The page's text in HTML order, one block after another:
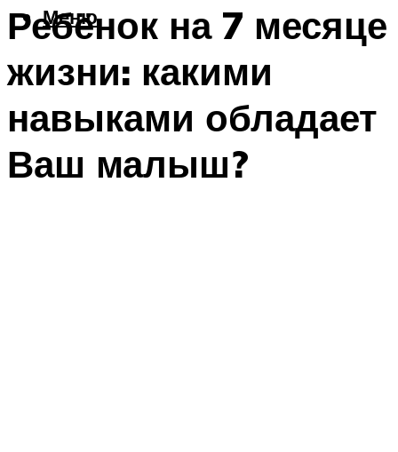
Меню
Ребёнок на 7 месяце
жизни: какими
навыками обладает
Ваш малыш?